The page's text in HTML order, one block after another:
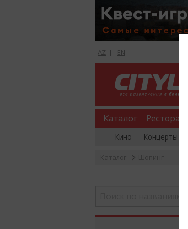
AZ | EN
Каталог Рестораны
Кино Концерты